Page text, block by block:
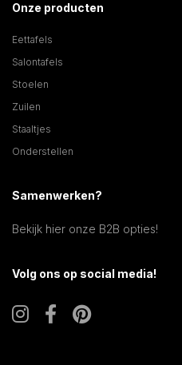
Onze producten
Eettafels
Salontafels
Stoelen
Zuilen
Staaltjes
Onderstellen
Samenwerken?
Bekijk hier onze B2B opties!
Volg ons op social media!